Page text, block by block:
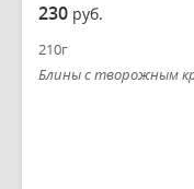
230 руб.
210г
Блины с творожным